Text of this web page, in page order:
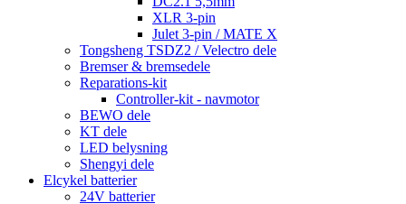
XLR 3-pin
Julet 3-pin / MATE X
Tongsheng TSDZ2 / Velectro dele
Bremser & bremsedele
Reparations-kit
Controller-kit - navmotor
BEWO dele
KT dele
LED belysning
Shengyi dele
Elcykel batterier
24V batterier